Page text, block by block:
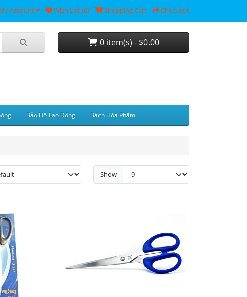
Account Wish List (0) Shopping Cart Checkout
0 item(s) - $0.00
Bảo Hộ Lao Động Bách Hóa Phẩm
Show